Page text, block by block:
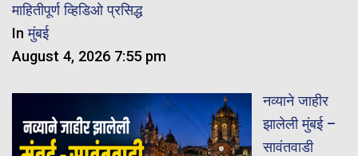
माहितीपूर्ण व्हिडिओ प्रसिद्ध
Inमुंबई
August 4, 2026 7:55 pm
नव्याने जाहीर
झालेली मुंबई –
सावंतवाडी